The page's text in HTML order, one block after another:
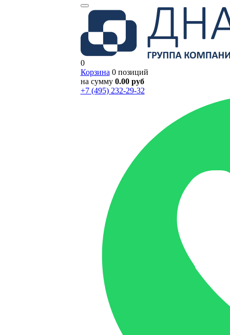
0
Корзина 0 позиций
на сумму 0.00 руб
+7 (495) 232-29-32